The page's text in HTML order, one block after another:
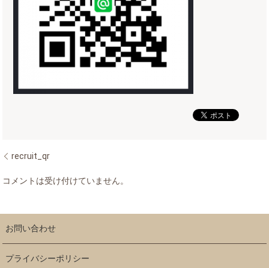
recruit_qr
コメントは受け付けていません。
お問い合わせ
プライバシーポリシー